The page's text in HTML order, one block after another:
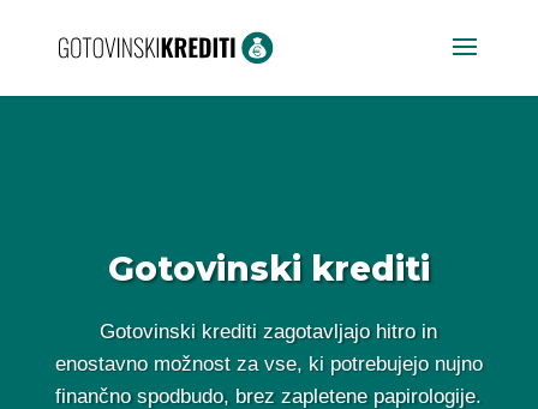
Gotovinski krediti
Gotovinski krediti zagotavljajo hitro in
enostavno možnost za vse, ki potrebujejo nujno
finančno spodbudo, brez zapletene papirologije.